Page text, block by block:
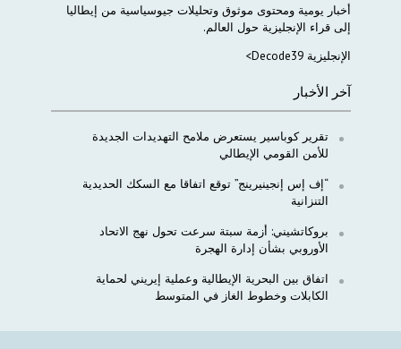
أخبار يومية ومحتوى موثوق وتحليلات جيوسياسية من إيطاليا
إلى قراء الإنجليزية حول العالم.
الإنجليزية Decode39>
آخر الأخبار
تقرير كوباسير يستعرض ملامح التهديدات الجديدة
للأمن القومي الإيطالي
“إف إس إنجينيرينج” توقع اتفاقا مع السكك الحديدية
التنزانية
بروكاتشيني: أزمة سبتة سرعت تحول نهج الاتحاد
الأوروبي بشأن إدارة الهجرة
اتفاق بين البحرية الإيطالية وعملية إيريني لحماية
الكابلات وخطوط الغاز في المتوسط